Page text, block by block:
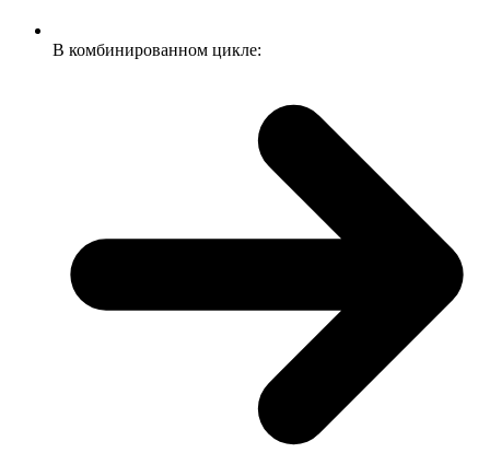
В комбинированном цикле: